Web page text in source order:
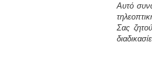
Αυτό
Σας